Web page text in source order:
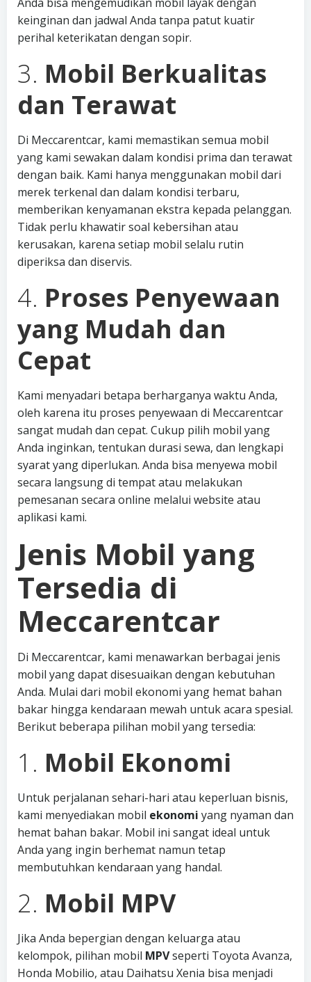
keinginan dan jadwal Anda tanpa patut kuatir
perihal keterikatan dengan sopir.
3. Mobil Berkualitas
dan Terawat
Di Meccarentcar, kami memastikan semua mobil
yang kami sewakan dalam kondisi prima dan terawat
dengan baik. Kami hanya menggunakan mobil dari
merek terkenal dan dalam kondisi terbaru,
memberikan kenyamanan ekstra kepada pelanggan.
Tidak perlu khawatir soal kebersihan atau
kerusakan, karena setiap mobil selalu rutin
diperiksa dan diservis.
4. Proses Penyewaan
yang Mudah dan
Cepat
Kami menyadari betapa berharganya waktu Anda,
oleh karena itu proses penyewaan di Meccarentcar
sangat mudah dan cepat. Cukup pilih mobil yang
Anda inginkan, tentukan durasi sewa, dan lengkapi
syarat yang diperlukan. Anda bisa menyewa mobil
secara langsung di tempat atau melakukan
pemesanan secara online melalui website atau
aplikasi kami.
Jenis Mobil yang
Tersedia di
Meccarentcar
Di Meccarentcar, kami menawarkan berbagai jenis
mobil yang dapat disesuaikan dengan kebutuhan
Anda. Mulai dari mobil ekonomi yang hemat bahan
bakar hingga kendaraan mewah untuk acara spesial.
Berikut beberapa pilihan mobil yang tersedia:
1. Mobil Ekonomi
Untuk perjalanan sehari-hari atau keperluan bisnis,
kami menyediakan mobil ekonomi yang nyaman dan
hemat bahan bakar. Mobil ini sangat ideal untuk
Anda yang ingin berhemat namun tetap
membutuhkan kendaraan yang handal.
2. Mobil MPV
Jika Anda bepergian dengan keluarga atau
kelompok, pilihan mobil MPVseperti Toyota Avanza,
Honda Mobilio, atau Daihatsu Xenia bisa menjadi